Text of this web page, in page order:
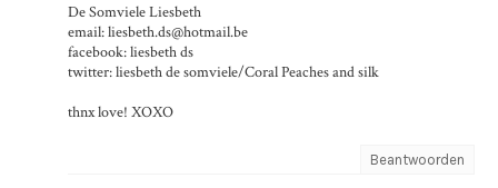
De Somviele Liesbeth
email: liesbeth.ds@hotmail.be
facebook: liesbeth ds
twitter: liesbeth de somviele/Coral Peaches and silk
thnx love! XOXO
Beantwoorden